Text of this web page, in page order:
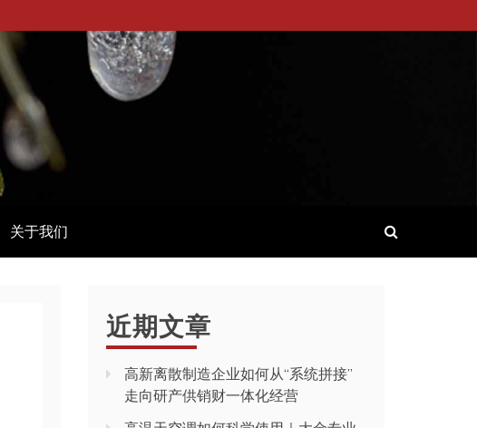
关于我们
近期文章
高新离散制造企业如何从“系统拼接”
走向研产供销财一体化经营